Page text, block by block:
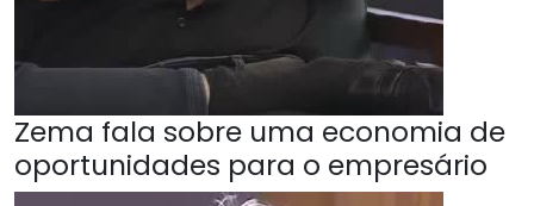
Zema fala sobre uma economia de
oportunidades para o empresário